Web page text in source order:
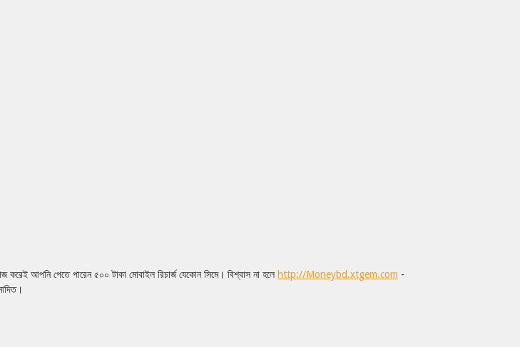
আপনি পেতে পারেন ৫০০ টাকা মোবাইল রিচার্জ যেকোন সিমে। বিশ্বাস না হলে http://Moneybd.xtgem.com -